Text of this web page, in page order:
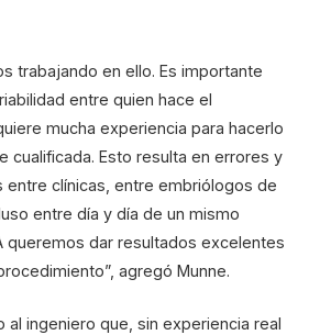
trabajando en ello. Es importante
entre quien hace el
mucha experiencia para hacerlo
cualificada. Esto resulta en errores y
entre clínicas, entre embriólogos de
entre día y día de un mismo
queremos dar resultados excelentes
agregó Munne.
al ingeniero que, sin experiencia real